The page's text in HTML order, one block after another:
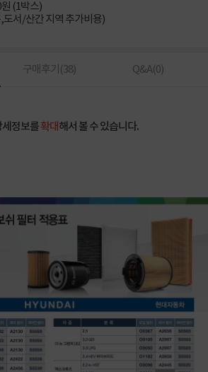
(1박스)
도서/산간 지역 추가비용)
구매후기(38) Q&A(0)
세정보를확대해서 볼 수 있습니다.